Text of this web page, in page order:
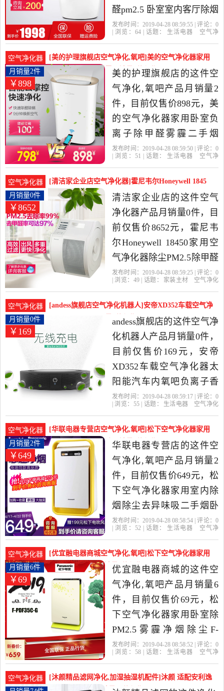
醛pm2.5 卧室室内客厅除烟
除尘负离子是2019年美的
当中性价比很高的空气净
化,氧吧，由江苏 南京发
货。
发布时间：2019-04-28 08:59:55 | 评论： 0
| 浏览： 64| 话题： 生活电器
空气净
空气净化器
[美的护理旗舰店空气净化,氧吧]美的空气净化器家用
卧室负离子除甲醛雾月销量2件仅售898元
￥898
月销量2件
美的护理旗舰店的这件空
气净化,氧吧产品月销量2
件，目前仅售价898元，美
的空气净化器家用卧室负
离子除甲醛雾霾二手烟
pm2.5除烟除尘C46是2019
活电器当中性价比很高的
空气净化,氧吧，由上海发
货。
发布时间：2019-04-28 08:59:50 | 评论： 0
| 浏览： 51 | 话题： 生活电器
空气净
空气净化器
[清洁家企业店空气净化器]霍尼韦尔Honeywell 1845
月销量0件仅售8652元
￥8652
月销量0件
清洁家企业店的这件空气
净化器产品月销量0件，目
前仅售价8652元，霍尼韦
尔Honeywell 18450家用空
气净化器除尘PM2.5除甲醛
除异味是2019年清洁家企
价比很高的空气净化器，
由北京发货。
发布时间：2019-04-28 08:59:25 | 评论： 0
| 浏览： 49| 话题： 家装主材
空气净化
空气净化器
[andess旗舰店空气净化机器人]安帝XD352车载空气净
化器太阳能汽月销量0件仅售169元
￥169
月销量0件
andess旗舰店的这件空气净
化机器人产品月销量0件，
目前仅售价169元，安帝
XD352车载空气净化器太
阳能汽车内氧吧负离子香
薰除烟味PM2.5是2019年
当中性价比很高的空气净
化机器人，由北京发货。
发布时间：2019-04-28 08:59:17 | 评论： 0
| 浏览： 55| 话题： 生活电器
空气净化
空气净化器
[华联电器专营店空气净化,氧吧]松下空气净化器家用
室内除烟除尘去异味月销量2件仅售649元
￥649
月销量2件
华联电器专营店的这件空
气净化,氧吧产品月销量2
件，目前仅售价649元，松
下空气净化器家用室内除
烟除尘去异味吸二手烟卧
室氧吧PDJ30C是2019年华
器当中性价比很高的空气
净化,氧吧，由浙江 宁波发
货。
发布时间：2019-04-28 08:58:54 | 评论： 0
| 浏览： 52| 话题： 生活电器
空气净
空气净化器
[优宜融电器商城空气净化,氧吧]松下空气净化器家用
卧室除PM2.5雾月销量6件仅售69元
￥69
月销量6件
优宜融电器商城的这件空
气净化,氧吧产品月销量6
件，目前仅售价69元，松
下空气净化器家用卧室除
PM2.5雾霾净烟除尘F-
PDF35C-G是2019年优宜融
中性价比很高的空气净化,
发布时间：2019-04-28 08:58:52 | 评论： 0
| 浏览： 58| 话题： 生活电器
空气净
空气净化器
[沐颜精品滤网净化,加湿抽湿机配件]沐颜 适配安利逸